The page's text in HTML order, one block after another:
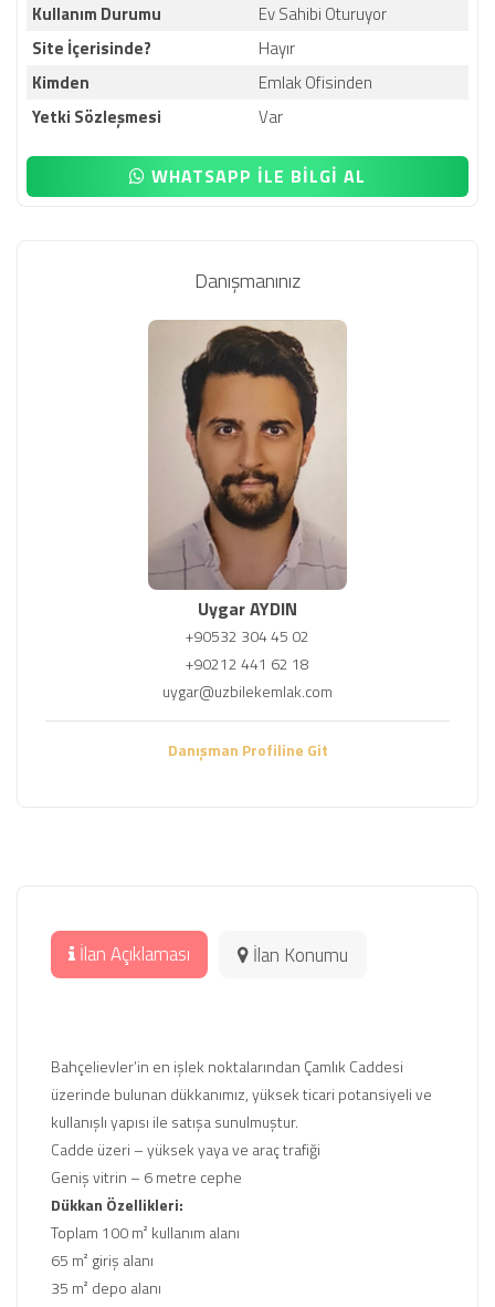
Kullanım Durumu
Site İçerisinde?
Kimden
Yetki Sözleşmesi
Ev Sahibi Oturuyor
Hayır
Emlak Ofisinden
Var
WHATSAPP İLE BİLGİ AL
Danışmanınız
Uygar AYDIN
+90532 304 45 02
+90212 441 62 18
uygar@uzbilekemlak.com
Danışman Profiline Git
İlan Açıklaması İlan Konumu
Bahçelievler’in en işlek noktalarından Çamlık Caddesi
üzerinde bulunan dükkanımız, yüksek ticari potansiyeli ve
kullanışlı yapısı ile satışa sunulmuştur.
Cadde üzeri – yüksek yaya ve araç trafiği
Geniş vitrin – 6 metre cephe
Dükkan Özellikleri:
Toplam 100 m² kullanım alanı
65 m² giriş alanı
35 m² depo alanı